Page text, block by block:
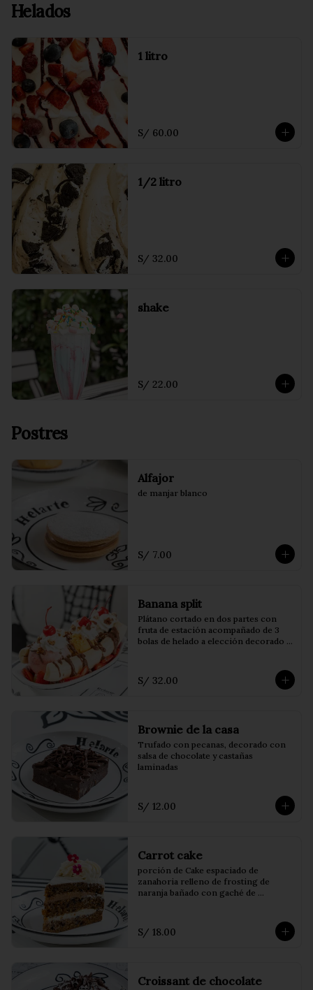
Helados
1 litro
S/ 60.00
1/2 litro
S/ 32.00
shake
S/ 22.00
Postres
Alfajor
de manjar blanco
S/ 7.00
Banana split
Plátano cortado en dos partes con
fruta de estación acompañado de 3
bolas de helado a elección decorado
S/ 32.00
Brownie de la casa
Trufado con pecanas, decorado con
salsa de chocolate y castañas
laminadas
S/ 12.00
Carrot cake
porción de Cake espaciado de
zanahoria relleno de frosting de
naranja bañado con gaché de
S/ 18.00
Croissant de chocolate